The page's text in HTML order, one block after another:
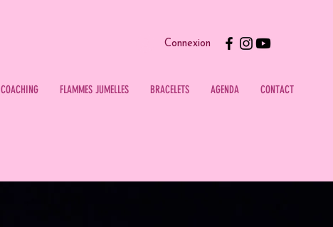
Connexion
COACHING FLAMMES JUMELLES BRACELETS AGENDA CONTACT